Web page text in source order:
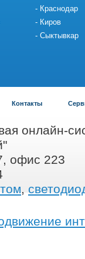
Краснодар
Киров
Сыктывкар
Контакты
онлайн-
офис 223
,